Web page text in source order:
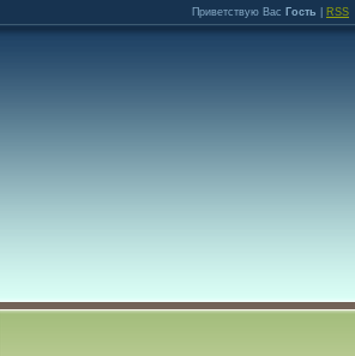
Приветствую Вас Гость RSS